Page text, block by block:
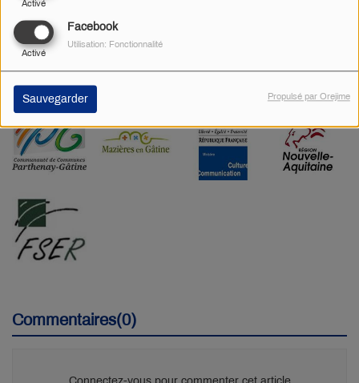
Activé
Facebook
Activé
Utilisation: Fonctionnalité
Sauvegarder Propulsé par Orejime
Commentaires(0)